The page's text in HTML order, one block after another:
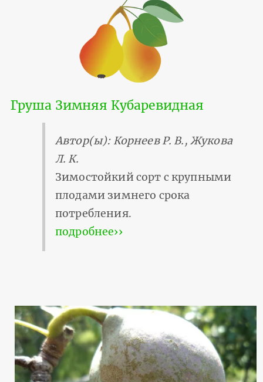
Груша Зимняя Кубаревидная
Автор(ы): Корнеев Р. В., Жукова
Л. К.
Зимостойкий сорт с крупными
плодами зимнего срока
потребления.
подробнее››